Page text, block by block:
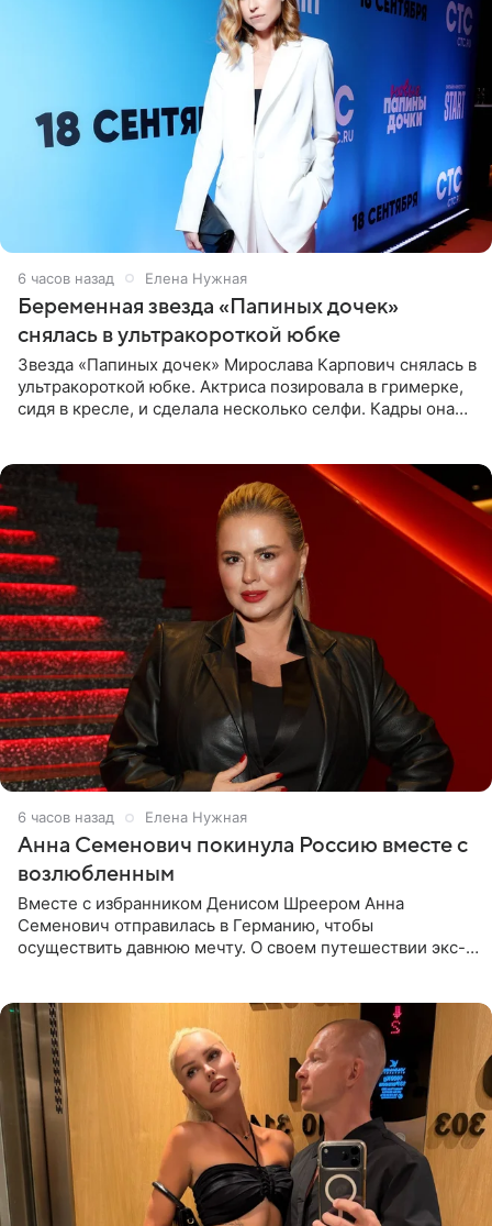
6 часов назад Елена Нужная
Беременная звезда «Папиных дочек»
снялась в ультракороткой юбке
Звезда «Папиных дочек» Мирослава Карпович снялась в
ультракороткой юбке. Актриса позировала в гримерке,
сидя в кресле, и сделала несколько селфи. Кадры она
6 часов назад Елена Нужная
Анна Семенович покинула Россию вместе с
возлюбленным
Вместе с избранником Денисом Шреером Анна
Семенович отправилась в Германию, чтобы
осуществить давнюю мечту. О своем путешествии экс-